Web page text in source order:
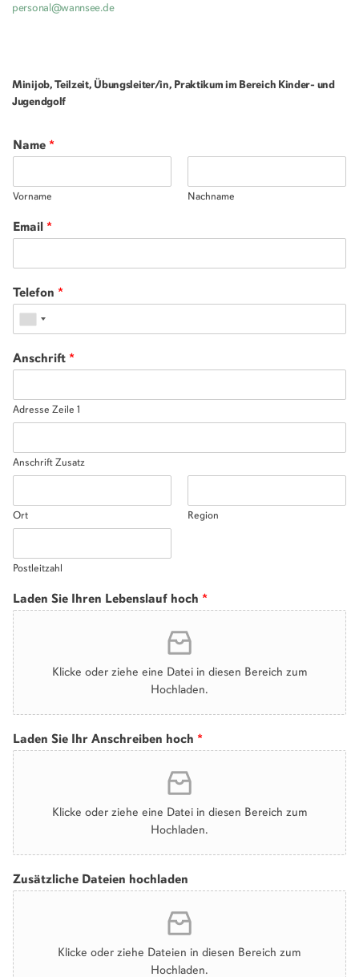
personal@wannsee.de
Minijob, Teilzeit, Übungsleiter/in, Praktikum im Bereich Kinder- und
Jugendgolf
Name *
Vorname Nachname
Email *
Telefon *
Anschrift *
Adresse Zeile 1
Anschrift Zusatz
Ort Region
Postleitzahl
Laden Sie Ihren Lebenslauf hoch *
Klicke oder ziehe eine Datei in diesen Bereich zum
Hochladen.
Laden Sie Ihr Anschreiben hoch *
Klicke oder ziehe eine Datei in diesen Bereich zum
Hochladen.
Zusätzliche Dateien hochladen
Klicke oder ziehe Dateien in diesen Bereich zum
Hochladen.